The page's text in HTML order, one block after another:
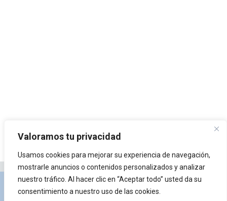
Valoramos tu privacidad
Usamos cookies para mejorar su experiencia de navegación,
mostrarle anuncios o contenidos personalizados y analizar
nuestro tráfico. Al hacer clic en “Aceptar todo” usted da su
consentimiento a nuestro uso de las cookies.
Privacidad y Política de Cookies Portal de